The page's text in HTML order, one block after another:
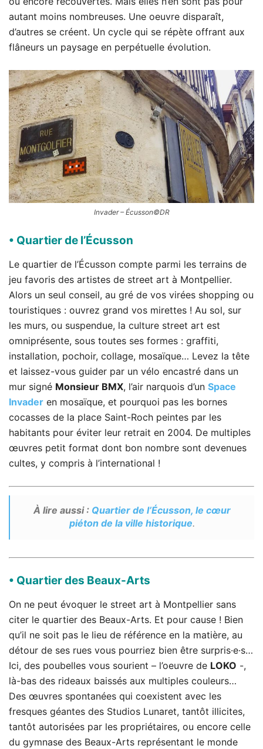
autant moins nombreuses. Une oeuvre disparaît,
d’autres se créent. Un cycle qui se répète offrant aux
flâneurs un paysage en perpétuelle évolution.
Invader – Écusson©DR
• Quartier de l’Écusson
Le quartier de l’Écusson compte parmi les terrains de
jeu favoris des artistes de street art à Montpellier.
Alors un seul conseil, au gré de vos virées shopping ou
touristiques : ouvrez grand vos mirettes ! Au sol, sur
les murs, ou suspendue, la culture street art est
omniprésente, sous toutes ses formes : graffiti,
installation, pochoir, collage, mosaïque… Levez la tête
et laissez-vous guider par un vélo encastré dans un
mur signé Monsieur BMX, l’air narquois d’un Space
Invader en mosaïque, et pourquoi pas les bornes
cocasses de la place Saint-Roch peintes par les
habitants pour éviter leur retrait en 2004. De multiples
œuvres petit format dont bon nombre sont devenues
cultes, y compris à l’international !
À lire aussi : Quartier de l’Écusson, le cœur
piéton de la ville historique.
• Quartier des Beaux-Arts
On ne peut évoquer le street art à Montpellier sans
citer le quartier des Beaux-Arts. Et pour cause ! Bien
qu’il ne soit pas le lieu de référence en la matière, au
détour de ses rues vous pourriez bien être surpris·e·s…
Ici, des poubelles vous sourient – l’oeuvre de LOKO -,
là-bas des rideaux baissés aux multiples couleurs…
Des œuvres spontanées qui coexistent avec les
fresques géantes des Studios Lunaret, tantôt illicites,
tantôt autorisées par les propriétaires, ou encore celle
du gymnase des Beaux-Arts représentant le monde